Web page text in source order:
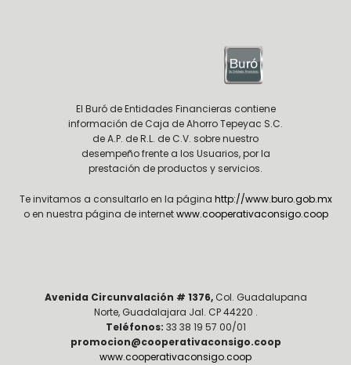
El Buró de Entidades Financieras contiene
información de Caja de Ahorro Tepeyac S.C.
de A.P. de R.L. de C.V. sobre nuestro
desempeño frente a los Usuarios, por la
prestación de productos y servicios.
Te invitamos a consultarlo en la página http://www.buro.gob.mx
o en nuestra página de internetwww.cooperativaconsigo.coop
Avenida Circunvalación # 1376, Col. Guadalupana
Norte, Guadalajara Jal. CP 44220 .
Teléfonos: 33 38 19 57 00/01
promocion@cooperativaconsigo.coop
www.cooperativaconsigo.coop